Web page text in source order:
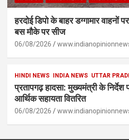
हरदोई डिपो के बाहर डग्गामार वाहनों
बस मौके पर सीज
06/08/2026
HINDI NEWS INDIA NEWS UTTAR
प्रतापगढ़ हादसा: मुख्यमंत्री के
आर्थिक सहायता वितरित
06/08/2026